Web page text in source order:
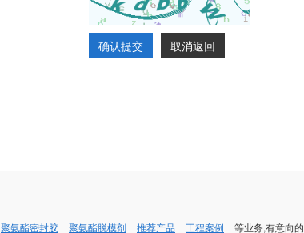
确认提交 取消返回
聚氨酯密封胶 聚氨酯脱模剂 推荐产品 工程案例 等业务,有意向